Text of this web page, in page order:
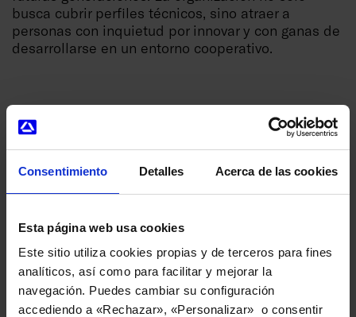
Consentimiento Detalles Acerca de las cookies
Esta página web usa cookies
Este sitio utiliza cookies propias y de terceros para fines
analíticos, así como para facilitar y mejorar la
navegación. Puedes cambiar su configuración
accediendo a «Rechazar», «Personalizar» o consentir
busca cubrir perfiles técnicos, sino atraer a
personas con inquietud por innovar y con ganas de
desarrollarse en un entorno cooperativo.
Noticias que también te pueden interesar